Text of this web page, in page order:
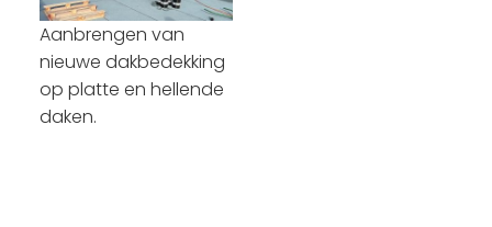
Aanbrengen van
nieuwe dakbedekking
op platte en hellende
daken.